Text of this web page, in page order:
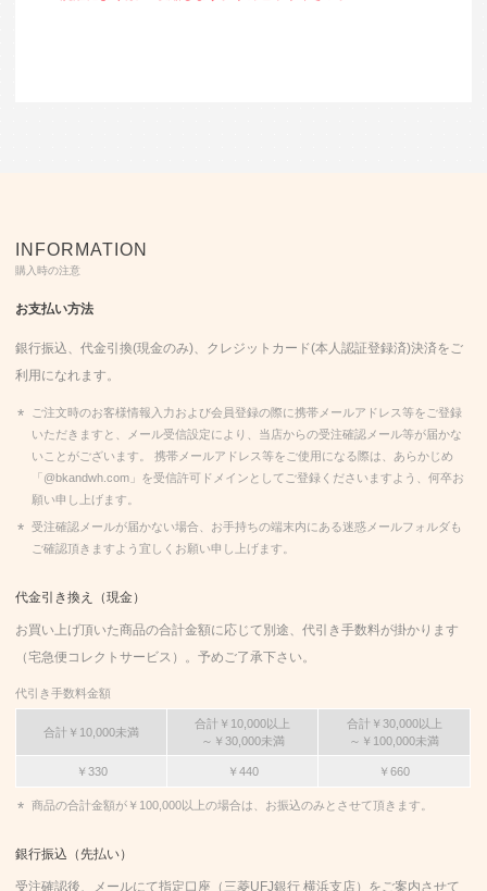
INFORMATION
購入時の注意
お支払い方法
銀行振込、代金引換(現金のみ)、クレジットカード(本人認証登録済)決済をご
利用になれます。
ご注文時のお客様情報入力および会員登録の際に携帯メールアドレス等をご登録
いただきますと、メール受信設定により、当店からの受注確認メール等が届かな
いことがございます。 携帯メールアドレス等をご使用になる際は、あらかじめ
「@bkandwh.com」を受信許可ドメインとしてご登録くださいますよう、何卒お
願い申し上げます。
受注確認メールが届かない場合、お手持ちの端末内にある迷惑メールフォルダも
ご確認頂きますよう宜しくお願い申し上げます。
代金引き換え（現金）
お買い上げ頂いた商品の合計金額に応じて別途、代引き手数料が掛かります
（宅急便コレクトサービス）。予めご了承下さい。
代引き手数料金額
合計￥10,000未満
合計￥10,000以上
～￥30,000未満
合計￥30,000以上
～￥100,000未満
￥330 ￥440 ￥660
商品の合計金額が￥100,000以上の場合は、お振込のみとさせて頂きます。
銀行振込（先払い）
受注確認後、メールにて指定口座（三菱UFJ銀行 横浜支店）をご案内させて